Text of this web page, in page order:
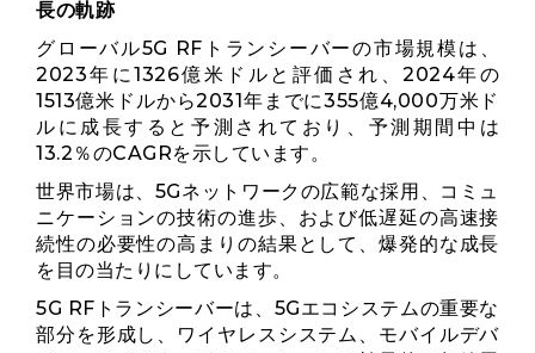
長の軌跡
グローバル5G RFトランシーバーの市場規模は、
2023年に1326億米ドルと評価され、2024年の
1513億米ドルから2031年までに355億4,000万米ド
ルに成長すると予測されており、予測期間中は
13.2％のCAGRを示しています。
世界市場は、5Gネットワ​​ークの広範な採用、コミュ
ニケーションの技術の進歩、および低遅延の高速接
続性の必要性の高まりの結果として、爆発的な成長
を目の当たりにしています。
5G RFトランシーバーは、5Gエコシステムの重要な
部分を形成し、ワイヤレスシステム、モバイルデバ